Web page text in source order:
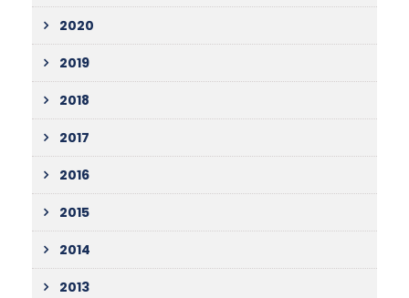
2020
2019
2018
2017
2016
2015
2014
2013